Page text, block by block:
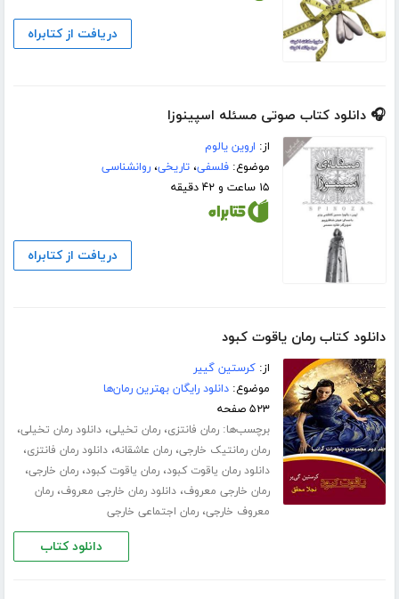
دریافت از کتابراه
🎧 دانلود کتاب صوتی مسئله اسپینوزا
از: اروین یالوم
موضوع:فلسفی،تاریخی،روانشناسی
۱۵ ساعت و ۴۲ دقیقه
دریافت از کتابراه
دانلود کتاب رمان یاقوت کبود
از:کرستین گییر
موضوع:دانلود رایگان بهترین رمان‌ها
۵۲۳ صفحه
برچسب‌ها:رمان فانتزی،رمان تخیلی،دانلود رمان تخیلی،
رمان رمانتیک خارجی،رمان عاشقانه،دانلود رمان فانتزی،
دانلود رمان یاقوت کبود،رمان یاقوت کبود،رمان خارجی،
رمان خارجی معروف،دانلود رمان خارجی معروف،رمان
معروف خارجی،رمان اجتماعی خارجی
دانلود کتاب